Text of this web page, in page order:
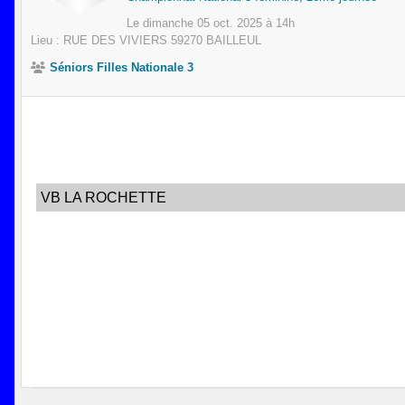
Le dimanche 05 oct. 2025 à 14h
Lieu : RUE DES VIVIERS 59270 BAILLEUL
Séniors Filles Nationale 3
VB LA ROCHETTE